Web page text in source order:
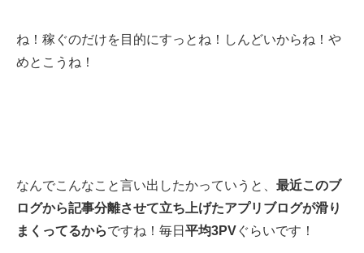
ね！稼ぐのだけを目的にすっとね！しんどいからね！や
めとこうね！
なんでこんなこと言い出したかっていうと、 最近このブ
ログから記事分離させて立ち上げたアプリブログが滑り
まくってるからですね！毎日 平均3PVぐらいです！